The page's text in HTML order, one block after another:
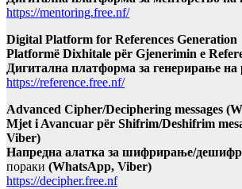
https://mentoring.free.nf/
Digital Platform for References Generation
Platformë Dixhitale për Gjenerimin e
Дигитална платформа за генерирање на
https://reference.free.nf/
Advanced Cipher/Deciphering messages
Mjet i Avancuar për Shifrim/Deshifrim
Viber)
Напредна алатка за шифрирање/
пораки (WhatsApp, Viber)
https://decipher.free.nf